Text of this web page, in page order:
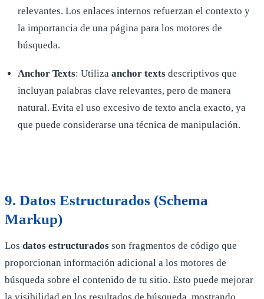
relevantes. Los enlaces internos refuerzan el contexto y
la importancia de una página para los motores de
búsqueda.
Anchor Texts: Utilizaanchor texts descriptivos que
incluyan palabras clave relevantes, pero de manera
natural. Evita el uso excesivo de texto ancla exacto, ya
que puede considerarse una técnica de manipulación.
9. Datos Estructurados (Schema
Markup)
Los datos estructurados son fragmentos de código que
proporcionan información adicional a los motores de
búsqueda sobre el contenido de tu sitio. Esto puede mejorar